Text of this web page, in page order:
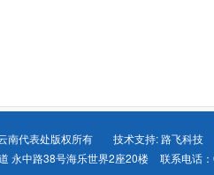
南代表处版权所有
技术支持: 路飞科技
永中路38号海乐世界2座20楼
联系电话